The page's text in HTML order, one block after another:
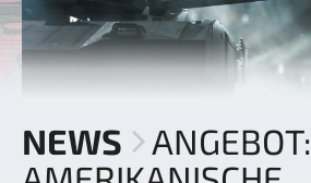
NEWS
ANGEBOT: